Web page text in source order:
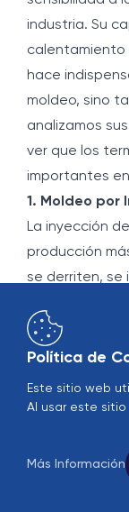
industria. Su
calentamiento
hace
moldeo, sino
analizamos
ver que los
importantes
1. Moldeo por
La inyección
producción
se derriten, se
final.
• La
pieza de
congele de
• Las
Política de
Este sitio web
Al usar este sitio
Más Información